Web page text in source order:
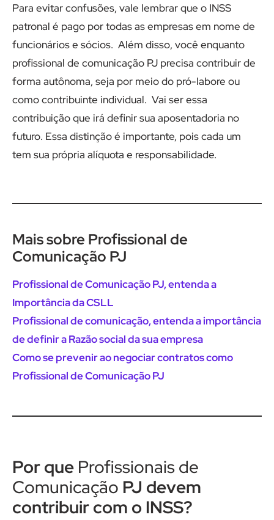
Para evitar confusões, vale lembrar que o INSS
patronal é pago por todas as empresas em nome de
funcionários e sócios. Além disso, você enquanto
profissional de comunicação PJ precisa contribuir de
forma autônoma, seja por meio do pró-labore ou
como contribuinte individual. Vai ser essa
contribuição que irá definir sua aposentadoria no
futuro. Essa distinção é importante, pois cada um
tem sua própria alíquota e responsabilidade.
Mais sobre Profissional de
Comunicação PJ
Profissional de Comunicação PJ, entenda a
Importância da CSLL
Profissional de comunicação, entenda a importância
de definir a Razão social da sua empresa
Como se prevenir ao negociar contratos como
Profissional de Comunicação PJ
Por que Profissionais de
Comunicação PJ devem
contribuir com o INSS?